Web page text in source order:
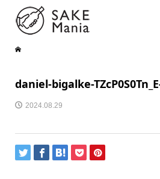
daniel-bigalke-
2024.08.29